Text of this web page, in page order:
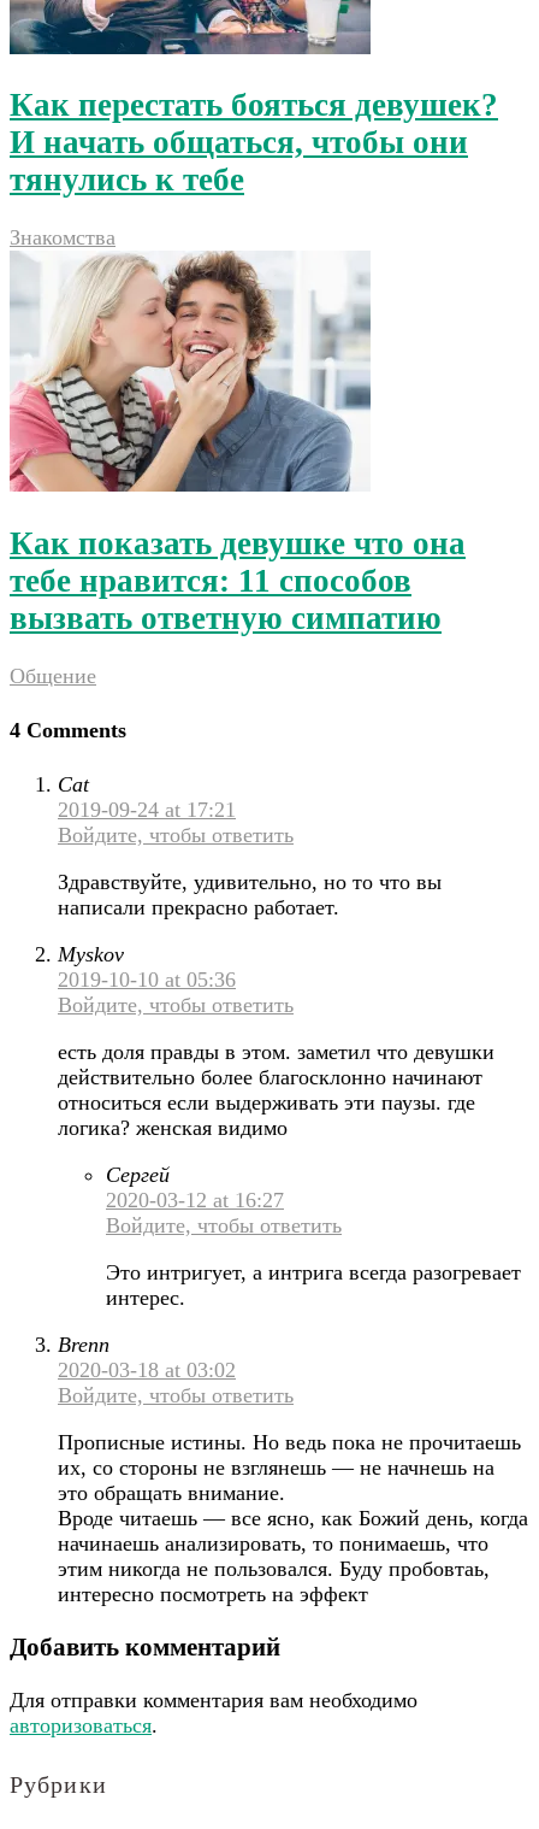
Как перестать бояться девушек?
И начать общаться, чтобы они
тянулись к тебе
Знакомства
Как показать девушке что она
тебе нравится: 11 способов
вызвать ответную симпатию
Общение
4 Comments
Cat
2019-09-24 at 17:21
Войдите, чтобы ответить
Здравствуйте, удивительно, но то что вы
написали прекрасно работает.
Myskov
2019-10-10 at 05:36
Войдите, чтобы ответить
есть доля правды в этом. заметил что девушки
действительно более благосклонно начинают
относиться если выдерживать эти паузы. где
логика? женская видимо
Сергей
2020-03-12 at 16:27
Войдите, чтобы ответить
Это интригует, а интрига всегда разогревает
интерес.
Brenn
2020-03-18 at 03:02
Войдите, чтобы ответить
Прописные истины. Но ведь пока не прочитаешь
их, со стороны не взглянешь — не начнешь на
это обращать внимание.
Вроде читаешь — все ясно, как Божий день, когда
начинаешь анализировать, то понимаешь, что
этим никогда не пользовался. Буду пробовтаь,
интересно посмотреть на эффект
Добавить комментарий
Для отправки комментария вам необходимо
авторизоваться.
Рубрики